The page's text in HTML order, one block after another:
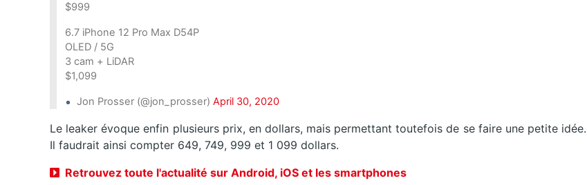
$999
6.7 iPhone 12 Pro Max D54P
OLED / 5G
3 cam + LiDAR
$1,099
Jon Prosser (@jon_prosser) April 30, 2020
Le leaker évoque enfin plusieurs prix, en dollars, mais permettant toutefois de se faire une petite idée.
Il faudrait ainsi compter 649, 749, 999 et 1 099 dollars.
Retrouvez toute l'actualité sur Android, iOS et les smartphones